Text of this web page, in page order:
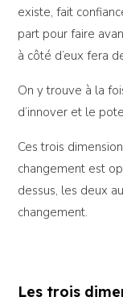
existe, fait
part pour faire
à côté d’eux fera
On y trouve à la
d’innover et le
Ces trois
changement est
dessus, les deux
changement.
Les trois